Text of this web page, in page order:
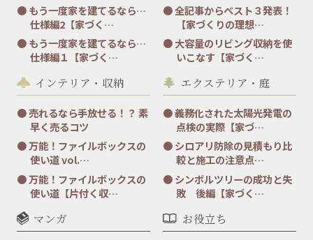
もう一度家を建てるなら…
仕様編2【家づく…
もう一度家を建てるなら…
仕様編１【家づく…
全記事からベスト３発表！
【家づくりの理想…
大容量のリビング収納を使
いこなす【家づく…
インテリア・収納
売れるなら手放せる！？ 素
早く売るコツ
万能！ファイルボックスの
使い道 vol.…
万能！ファイルボックスの
使い道【片付く収…
エクステリア・庭
義務化された太陽光発電の
点検の実際【家づ…
シロアリ防除の見積もり比
較と施工の注意点…
シンボルツリーの成功と失
敗 後編【家づく…
マンガ お役立ち